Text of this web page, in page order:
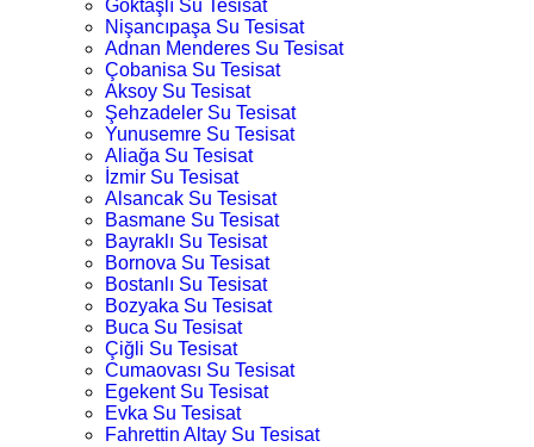
Göktaşlı Su Tesisat
Nişancıpaşa Su Tesisat
Adnan Menderes Su Tesisat
Çobanisa Su Tesisat
Aksoy Su Tesisat
Şehzadeler Su Tesisat
Yunusemre Su Tesisat
Aliağa Su Tesisat
İzmir Su Tesisat
Alsancak Su Tesisat
Basmane Su Tesisat
Bayraklı Su Tesisat
Bornova Su Tesisat
Bostanlı Su Tesisat
Bozyaka Su Tesisat
Buca Su Tesisat
Çiğli Su Tesisat
Cumaovası Su Tesisat
Egekent Su Tesisat
Evka Su Tesisat
Fahrettin Altay Su Tesisat